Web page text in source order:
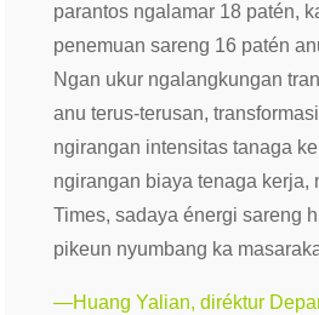
parantos ngalamar 18 patén,
penemuan sareng 16 patén
Ngan ukur ngalangkungan
anu terus-terusan,
ngirangan intensitas tanaga
ngirangan biaya tenaga kerja,
Times, sadaya énergi sareng
pikeun nyumbang ka
—Huang Yalian, diréktur